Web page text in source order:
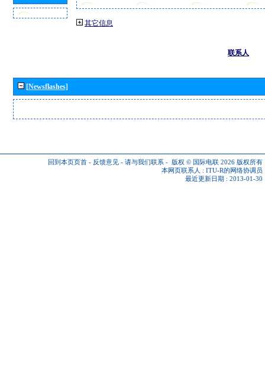
其它信息
联系人
[Newsflashes]
回到本页页首 - 反馈意见 - 请与我们联系 - 版权 © 国际电联 2026 版权所有
本网页联系人 : ITU-R的网络协调员
最近更新日期 : 2013-01-30